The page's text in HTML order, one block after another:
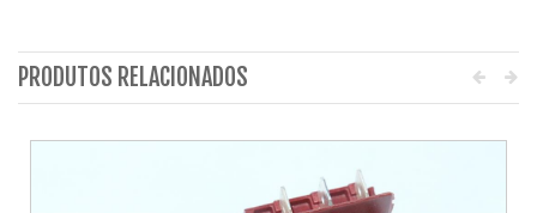
PRODUTOS RELACIONADOS